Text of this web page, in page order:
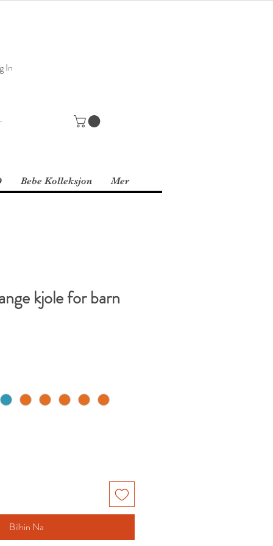
In
Bebe Kolleksjon Mer
kjole for barn
Bilhin Na